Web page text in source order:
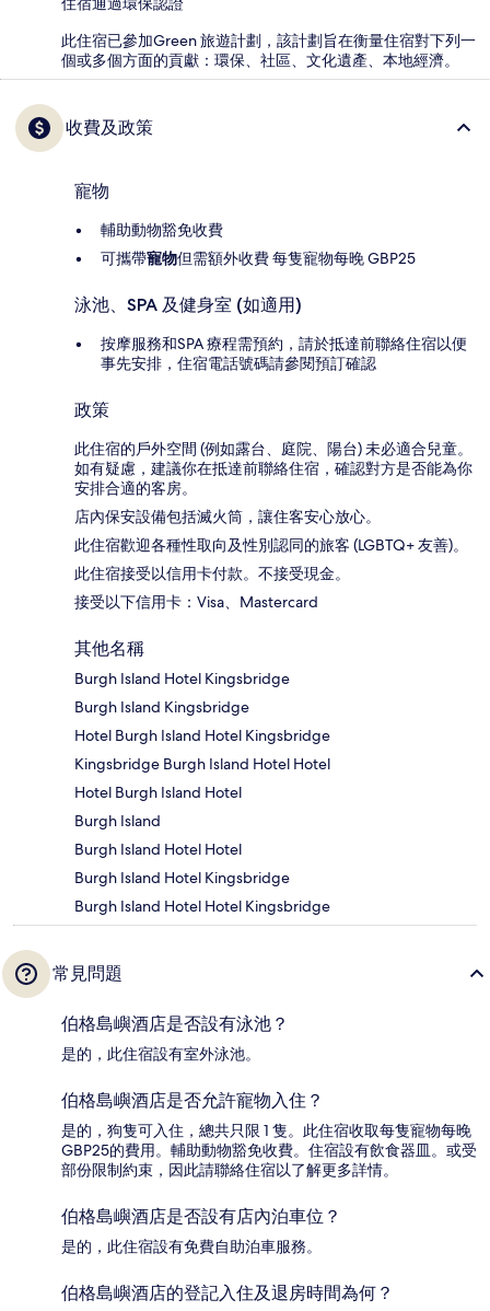
此住宿已參加Green 旅遊計劃，該計劃旨在衡量住宿對下列一
個或多個方面的貢獻：環保、社區、文化遺產、本地經濟。
收費及政策
寵物
輔助動物豁免收費
可攜帶寵物但需額外收費 每隻寵物每晚 GBP25
泳池、SPA 及健身室 (如適用)
按摩服務和SPA 療程需預約，請於抵達前聯絡住宿以便
事先安排，住宿電話號碼請參閱預訂確認
政策
此住宿的戶外空間 (例如露台、庭院、陽台) 未必適合兒童。
如有疑慮，建議你在抵達前聯絡住宿，確認對方是否能為你
安排合適的客房。
店內保安設備包括滅火筒，讓住客安心放心。
此住宿歡迎各種性取向及性別認同的旅客 (LGBTQ+ 友善)。
此住宿接受以信用卡付款。不接受現金。
接受以下信用卡：Visa、Mastercard
其他名稱
Burgh Island Hotel Kingsbridge
Burgh Island Kingsbridge
Hotel Burgh Island Hotel Kingsbridge
Kingsbridge Burgh Island Hotel Hotel
Hotel Burgh Island Hotel
Burgh Island
Burgh Island Hotel Hotel
Burgh Island Hotel Kingsbridge
Burgh Island Hotel Hotel Kingsbridge
常見問題
伯格島嶼酒店是否設有泳池？
是的，此住宿設有室外泳池。
伯格島嶼酒店是否允許寵物入住？
是的，狗隻可入住，總共只限 1 隻。此住宿收取每隻寵物每晚
GBP25的費用。輔助動物豁免收費。住宿設有飲食器皿。或受
部份限制約束，因此請聯絡住宿以了解更多詳情。
伯格島嶼酒店是否設有店內泊車位？
是的，此住宿設有免費自助泊車服務。
伯格島嶼酒店的登記入住及退房時間為何？